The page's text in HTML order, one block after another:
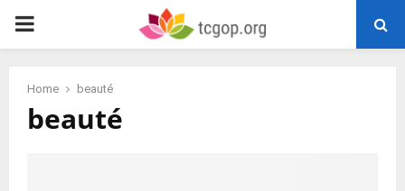
PRIMARY
Home beauté
beauté